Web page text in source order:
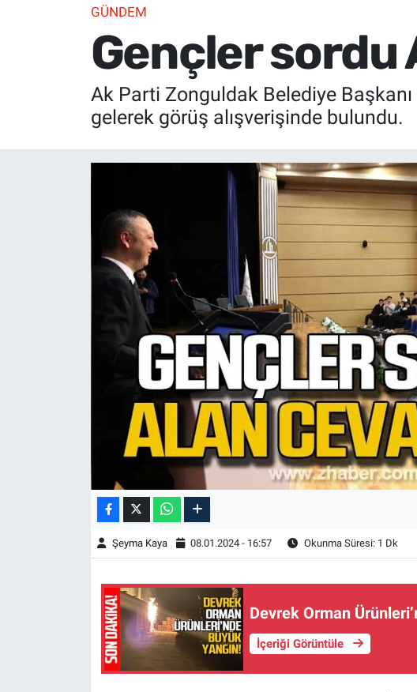
GÜNDEM
Gençler sordu
Ak Parti Zonguldak Belediye
gelerek görüş alışverişinde bulundu.
Şeyma Kaya 08.01.2024 - 16:57 Okunma Süresi: 1 Dk
Devrek Orman
İçeriği Görüntüle